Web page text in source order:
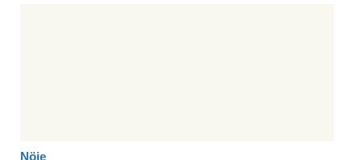
Nöje